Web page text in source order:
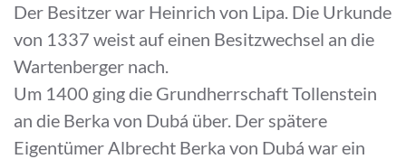
Der Besitzer war Heinrich von Lipa. Die Urkunde
von 1337 weist auf einen Besitzwechsel an die
Wartenberger nach.
Um 1400 ging die Grundherrschaft Tollenstein
an die Berka von Dubá über. Der spätere
Eigentümer Albrecht Berka von Dubá war ein